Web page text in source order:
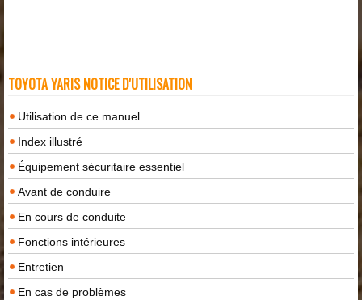
TOYOTA YARIS NOTICE D'UTILISATION
Utilisation de ce manuel
Index illustré
Équipement sécuritaire essentiel
Avant de conduire
En cours de conduite
Fonctions intérieures
Entretien
En cas de problèmes